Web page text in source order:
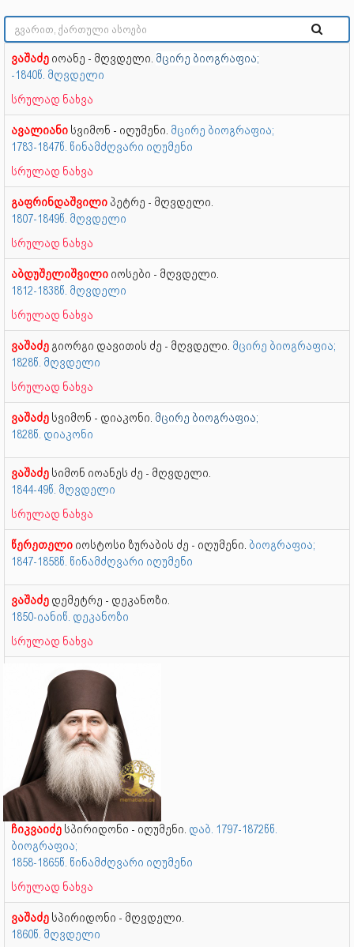
ვაშაძე იოანე - მღვდელი. მცირე ბიოგრაფია;
-1840წ. მღვდელი
სრულად ნახვა
ავალიანი სვიმონ - იღუმენი. მცირე ბიოგრაფია;
1783-1847წ. წინამძღვარი იღუმენი
სრულად ნახვა
გაფრინდაშვილი პეტრე - მღვდელი.
1807-1849წ. მღვდელი
სრულად ნახვა
აბდუშელიშვილი იოსები - მღვდელი.
1812-1838წ. მღვდელი
სრულად ნახვა
ვაშაძე გიორგი დავითის ძე - მღვდელი. მცირე ბიოგრაფია;
1828წ. მღვდელი
სრულად ნახვა
ვაშაძე სვიმონ - დიაკონი. მცირე ბიოგრაფია;
1828წ. დიაკონი
ვაშაძე სიმონ იოანეს ძე - მღვდელი.
1844-49წ. მღვდელი
სრულად ნახვა
წერეთელი იოსტოსი ზურაბის ძე - იღუმენი. ბიოგრაფია;
1847-1858წ. წინამძღვარი იღუმენი
ვაშაძე დემეტრე - დეკანოზი.
1850-იანიწ. დეკანოზი
სრულად ნახვა
ჩიკვაიძე სპირიდონი - იღუმენი. დაბ. 1797-1872წწ.
ბიოგრაფია;
1858-1865წ. წინამძღვარი იღუმენი
სრულად ნახვა
ვაშაძე სპირიდონი - მღვდელი.
1860წ. მღვდელი